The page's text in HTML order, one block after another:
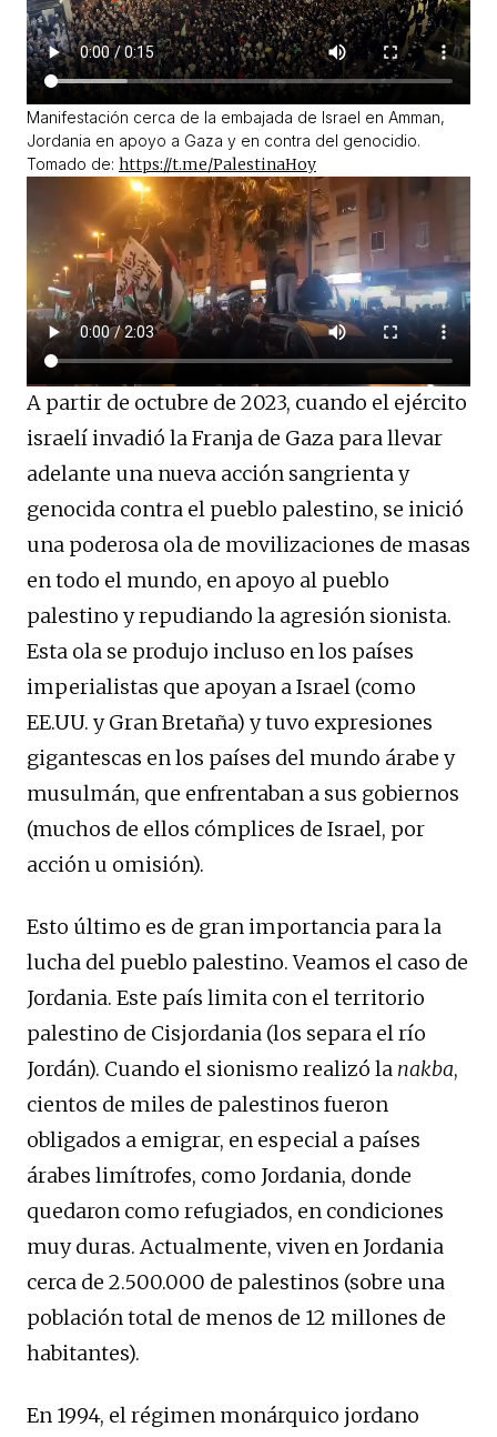
Manifestación cerca de la embajada de Israel en Amman,
Jordania en apoyo a Gaza y en contra del genocidio.
Tomado de: https://t.me/PalestinaHoy
A partir de octubre de 2023, cuando el ejército
israelí invadió la Franja de Gaza para llevar
adelante una nueva acción sangrienta y
genocida contra el pueblo palestino, se inició
una poderosa ola de movilizaciones de masas
en todo el mundo, en apoyo al pueblo
palestino y repudiando la agresión sionista.
Esta ola se produjo incluso en los países
imperialistas que apoyan a Israel (como
EE.UU. y Gran Bretaña) y tuvo expresiones
gigantescas en los países del mundo árabe y
musulmán, que enfrentaban a sus gobiernos
(muchos de ellos cómplices de Israel, por
acción u omisión).
Esto último es de gran importancia para la
lucha del pueblo palestino. Veamos el caso de
Jordania. Este país limita con el territorio
palestino de Cisjordania (los separa el río
Jordán). Cuando el sionismo realizó la nakba,
cientos de miles de palestinos fueron
obligados a emigrar, en especial a países
árabes limítrofes, como Jordania, donde
quedaron como refugiados, en condiciones
muy duras. Actualmente, viven en Jordania
cerca de 2.500.000 de palestinos (sobre una
población total de menos de 12 millones de
habitantes).
En 1994, el régimen monárquico jordano